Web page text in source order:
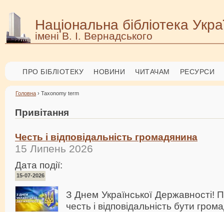
Національна бібліотека
імені В. І. Вернадського
ПРО БІБЛІОТЕКУ НОВИНИ ЧИТАЧАМ РЕСУРСИ
Головна › Taxonomy term
Привітання
Честь і відповідальність громадянина
15 Липень 2026
Дата події:
15-07-2026
З Днем Української Державності!
честь і відповідальність бути